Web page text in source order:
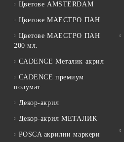
Цветове AMSTERDAM
Цветове МАЕСТРО ПАН
Цветове МАЕСТРО ПАН
200 мл.
CADENCE Металик акрил
CADENCE премиум
полумат
Декор-акрил
Декор-акрил МЕТАЛИК
POSCA акрилни маркери